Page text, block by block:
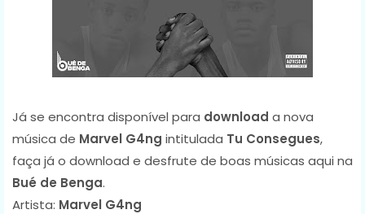
Já se encontra disponível para download a nova
música de Marvel G4ng intitulada Tu Consegues,
faça já o download e desfrute de boas músicas aqui na
Bué de Benga.
Artista: Marvel G4ng